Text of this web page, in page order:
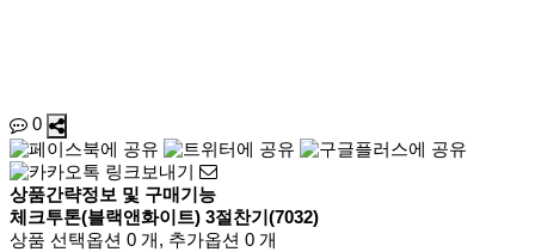
0
상품간략정보 및 구매기능
체크투톤(블랙앤화이트) 3절찬기(7032)
상품 선택옵션 0 개, 추가옵션 0 개